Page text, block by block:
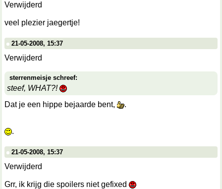
Verwijderd
veel plezier jaegertje!
21-05-2008, 15:37
Verwijderd
sterrenmeisje schreef:
steef, WHAT?!
Dat je een hippe bejaarde bent,
.
.
21-05-2008, 15:37
Verwijderd
Grr, ik krijg die spoilers niet gefixed